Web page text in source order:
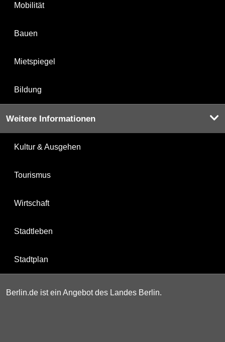
Mobilität
Bauen
Mietspiegel
Bildung
Weitere Informationen
Kultur & Ausgehen
Tourismus
Wirtschaft
Stadtleben
Stadtplan
Berlin.de ist ein Angebot des Landes Berlin.